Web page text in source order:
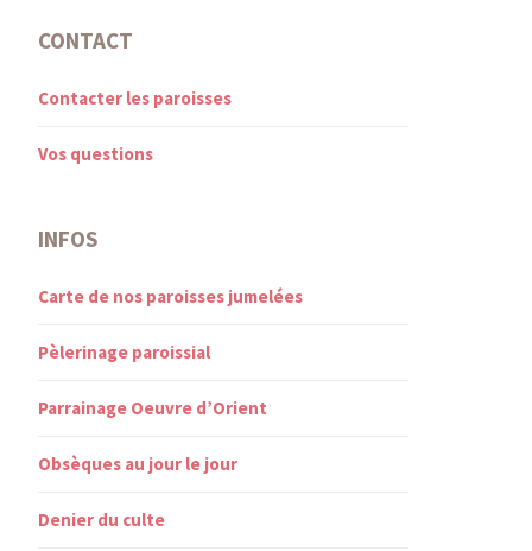
CONTACT
Contacter les paroisses
Vos questions
INFOS
Carte de nos paroisses jumelées
Pèlerinage paroissial
Parrainage Oeuvre d’Orient
Obsèques au jour le jour
Denier du culte